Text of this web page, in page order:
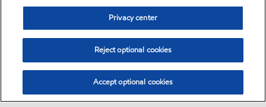
Privacy center
Reject optional cookies
Accept optional cookies